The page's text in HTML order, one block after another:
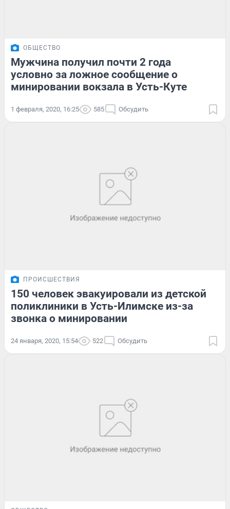
ОБЩЕСТВО
Мужчина получил почти 2 года
условно за ложное сообщение о
минировании вокзала в Усть-Куте
1 февраля, 2020, 16:25 585 Обсудить
ПРОИСШЕСТВИЯ
150 человек эвакуировали из детской
поликлиники в Усть-Илимске из-за
звонка о минировании
24 января, 2020, 15:54 522 Обсудить